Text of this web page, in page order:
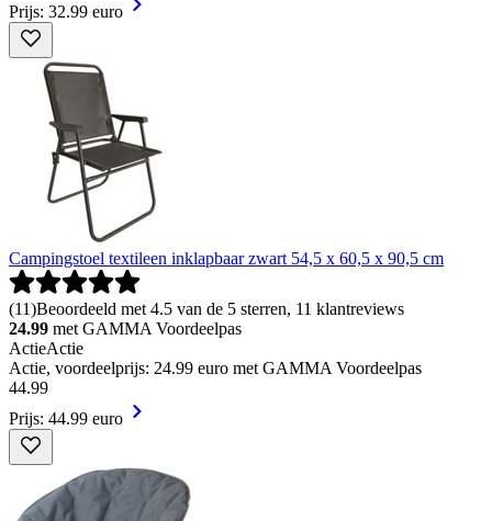
Prijs: 32.99 euro
Campingstoel textileen inklapbaar zwart 54,5 x 60,5 x 90,5 cm
(11)Beoordeeld met 4.5 van de 5 sterren, 11 klantreviews
24.99 met GAMMA Voordeelpas
ActieActie
Actie, voordeelprijs: 24.99 euro met GAMMA Voordeelpas
44.99
Prijs: 44.99 euro